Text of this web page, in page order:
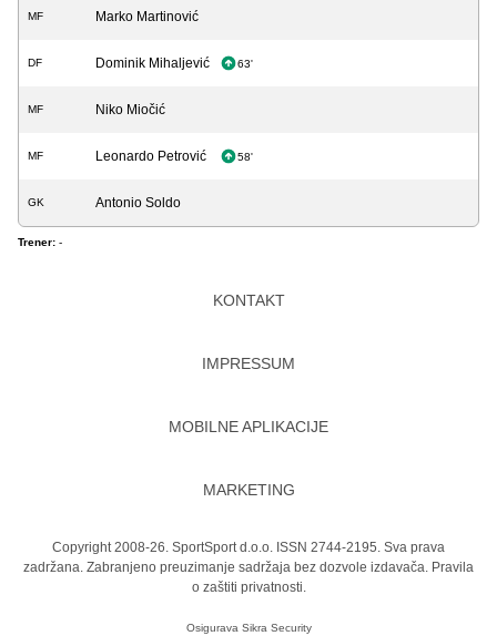
MF Marko Martinović
DF Dominik Mihaljević 63'
MF Niko Miočić
MF Leonardo Petrović 58'
GK Antonio Soldo
Trener: -
KONTAKT
IMPRESSUM
MOBILNE APLIKACIJE
MARKETING
Copyright 2008-26. SportSport d.o.o. ISSN 2744-2195. Sva prava
zadržana. Zabranjeno preuzimanje sadržaja bez dozvole izdavača. Pravila
o zaštiti privatnosti.
Osigurava Sikra Security